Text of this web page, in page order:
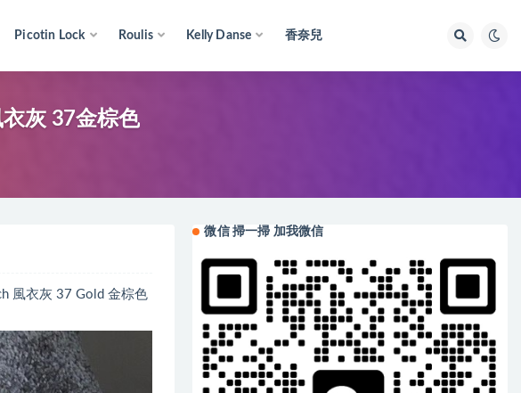
Picotin Lock Roulis Kelly Danse 香奈兒
灰 37金棕色
風衣灰 37 Gold 金棕色
微信 掃一掃 加我微信